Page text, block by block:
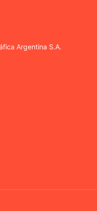
Argentina S.A.